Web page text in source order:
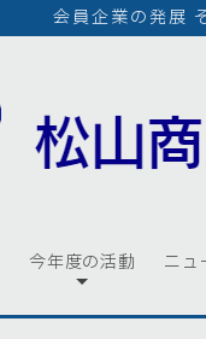
会員企業の発展
今年度の活動 ニュ